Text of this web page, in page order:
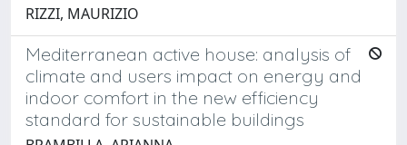
RIZZI, MAURIZIO
Mediterranean active house: analysis of
climate and users impact on energy and
indoor comfort in the new efficiency
standard for sustainable buildings